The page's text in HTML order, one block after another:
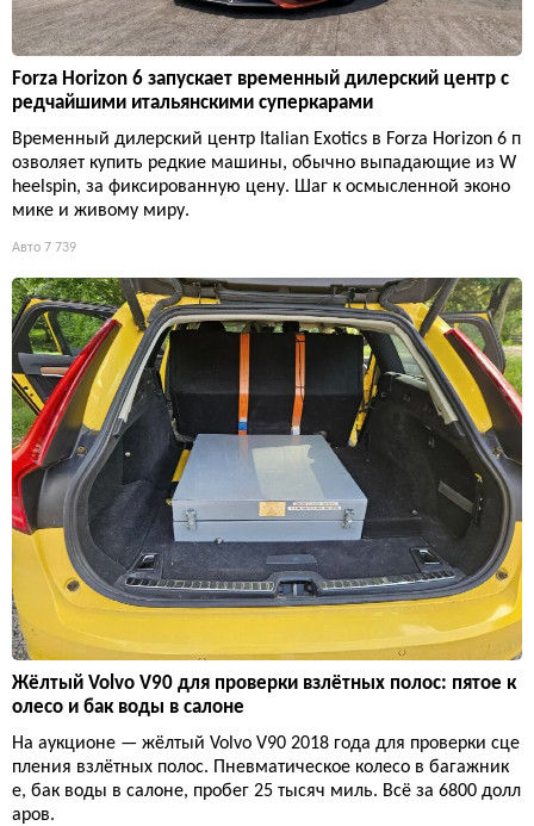
Forza Horizon 6 запускает временный дилерский центр с
редчайшими итальянскими суперкарами
Временный дилерский центр Italian Exotics в Forza Horizon 6 п
озволяет купить редкие машины, обычно выпадающие из W
heelspin, за фиксированную цену. Шаг к осмысленной эконо
мике и живому миру.
Авто 7 739
Жёлтый Volvo V90 для проверки взлётных полос: пятое к
олесо и бак воды в салоне
На аукционе — жёлтый Volvo V90 2018 года для проверки сце
пления взлётных полос. Пневматическое колесо в багажник
е, бак воды в салоне, пробег 25 тысяч миль. Всё за 6800 долл
аров.